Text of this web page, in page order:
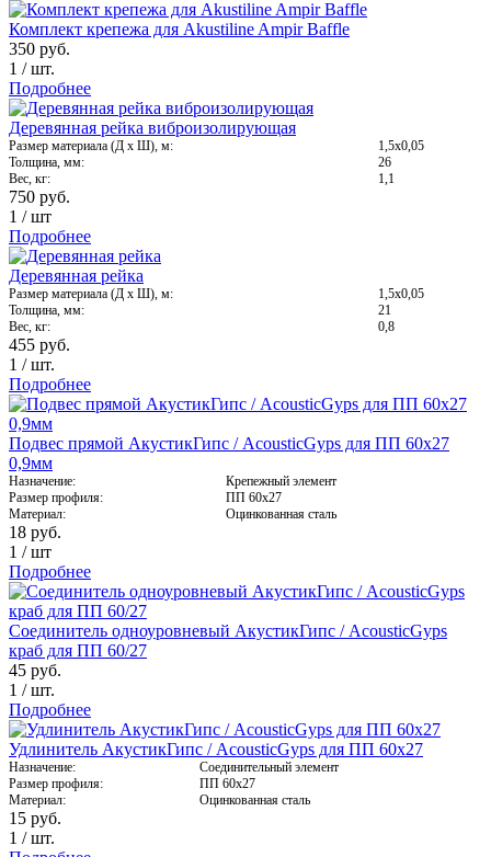
Комплект крепежа для Akustiline Ampir Baffle
350 руб.
1 /шт.
Подробнее
Деревянная рейка виброизолирующая
Размер материала (Д х Ш), м:
1,5х0,05
Толщина, мм:
26
Вес, кг:
1,1
750 руб.
1 /шт
Подробнее
Деревянная рейка
Размер материала (Д х Ш), м:
1,5х0,05
Толщина, мм:
21
Вес, кг:
0,8
455 руб.
1 /шт.
Подробнее
Подвес прямой АкустикГипс / AcousticGyps для ПП 60х27
0,9мм
Назначение:
Крепежный элемент
Размер профиля:
ПП 60х27
Материал:
Оцинкованная сталь
18 руб.
1 /шт
Подробнее
Соединитель одноуровневый АкустикГипс / AcousticGyps
краб для ПП 60/27
45 руб.
1 /шт.
Подробнее
Удлинитель АкустикГипс / AcousticGyps для ПП 60х27
Назначение:
Соединительный элемент
Размер профиля:
ПП 60х27
Материал:
Оцинкованная сталь
15 руб.
1 /шт.